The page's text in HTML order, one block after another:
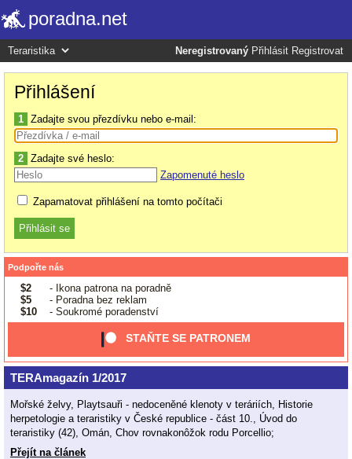
poradna.net
Neregistrovaný Přihlásit Registrovat
Přihlášení
1 Zadajte svou přezdívku nebo e-mail:
2 Zadajte své heslo:
Zapomenuté heslo
Zapamatovat přihlášení na tomto počítači
Podpořte nás
$2
- Ikona patrona na poradně
$5
- Poradna bez reklam
$10
- Soukromé poradenství
STAŇTE SE PATRONEM
TERAmagazín 1/2017
Mořské želvy, Playtsauři - nedoceněné klenoty v teráriích, Historie
herpetologie a teraristiky v České republice - část 10., Úvod do
teraristiky (42), Omán, Chov rovnakonôžok rodu Porcellio;
Přejít na článek